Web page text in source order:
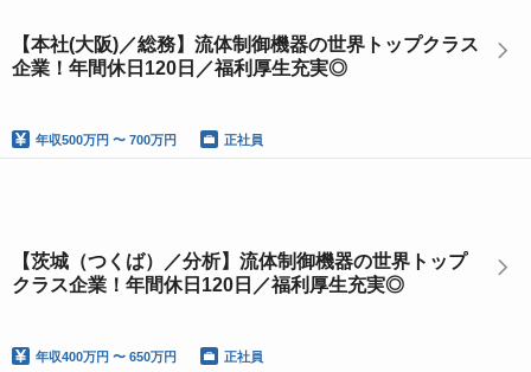
【本社(大阪)／総務】流体制御機器の世界トップクラス
企業！年間休日120日／福利厚生充実◎
年収500万円 〜 700万円 正社員
【茨城（つくば）／分析】流体制御機器の世界トップ
クラス企業！年間休日120日／福利厚生充実◎
年収400万円 〜 650万円 正社員